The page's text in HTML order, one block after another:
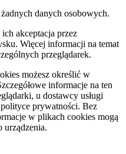
danych osobowych.
akceptacja przez
Więcej informacji na temat
przeglądarek.
możesz określić w
informacje na ten
u dostawcy usługi
prywatności. Bez
w plikach cookies mogą
urządzenia.